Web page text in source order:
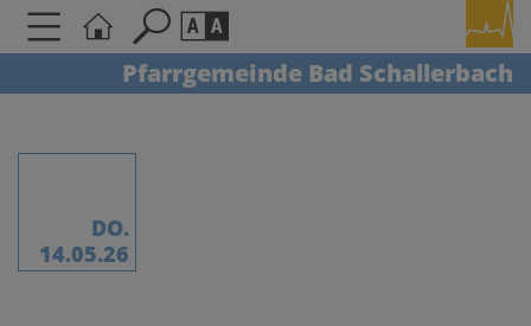
Pfarrgemeinde Bad Schallerbach
Schriftgröße
AA
DO.
14.05.26